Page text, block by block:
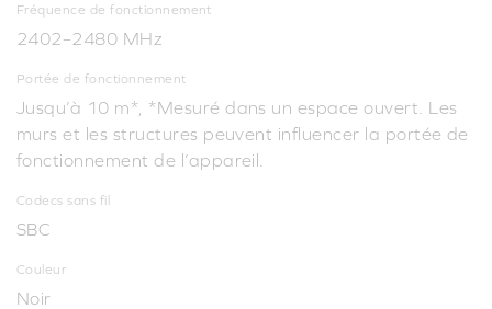
Fréquence de fonctionnement
2402–2480 MHz
Portée de fonctionnement
Jusqu’à 10 m*, *Mesuré dans un espace ouvert. Les
murs et les structures peuvent influencer la portée de
fonctionnement de l’appareil.
Codecs sans fil
SBC
Couleur
Noir